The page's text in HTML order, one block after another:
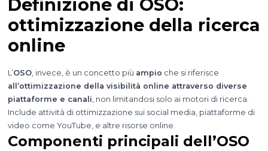
Definizione di OSO:
ottimizzazione della ricerca
online
L’OSO, invece, è un concetto più ampio che si riferisce
all’ottimizzazione della visibilità online attraverso diverse
piattaforme e canali, non limitandosi solo ai motori di ricerca.
Include attività di ottimizzazione sui social media, piattaforme di
video come YouTube, e altre risorse online.
Componenti principali dell’OSO